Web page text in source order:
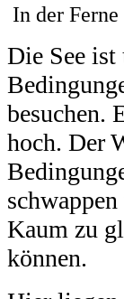
In der
Die See ist
besuchen.
hoch. Der
Kaum zu
können.